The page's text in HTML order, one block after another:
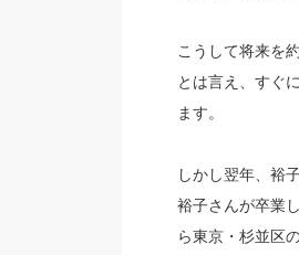
こうして将来を
とは言え、すぐ
ます。
しかし翌年、裕
裕子さんが卒業
ら東京・杉並区